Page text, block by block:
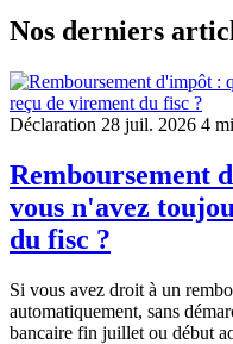
Nos derniers
Déclaration 28 juil. 2026 4
Remboursement
vous n'avez
du fisc ?
Si vous avez droit à un
automatiquement, sans
bancaire fin juillet ou début